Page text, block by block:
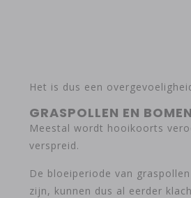
Het is dus een
GRASPOLLEN EN BOMEN
Meestal wordt hooikoorts
verspreid.
De bloeiperiode van
zijn, kunnen dus al eerder